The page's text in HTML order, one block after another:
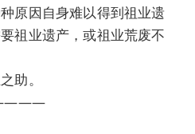
原因自身难以得到祖业遗
祖业遗产，或祖业荒废不
助。